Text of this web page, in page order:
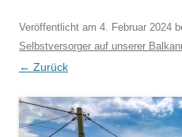
Veröffentlicht am 4. Februar 2024
Selbstversorger auf unserer
← Zurück